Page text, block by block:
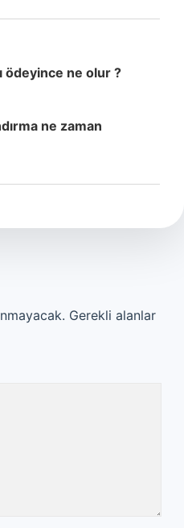
ödeyince ne olur ?
ne zaman
Gerekli alanlar